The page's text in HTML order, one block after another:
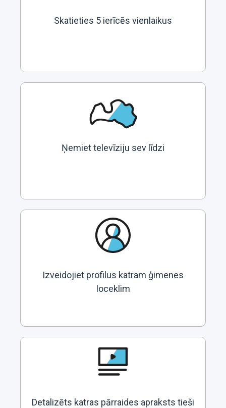
Skatieties 5 ierīcēs vienlaikus
Ņemiet televīziju sev līdzi
Izveidojiet profilus katram ģimenes
loceklim
Detalizēts katras pārraides apraksts tieši